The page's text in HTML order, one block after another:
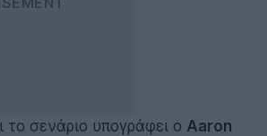
το σενάριο υπογράφει ο Aaron